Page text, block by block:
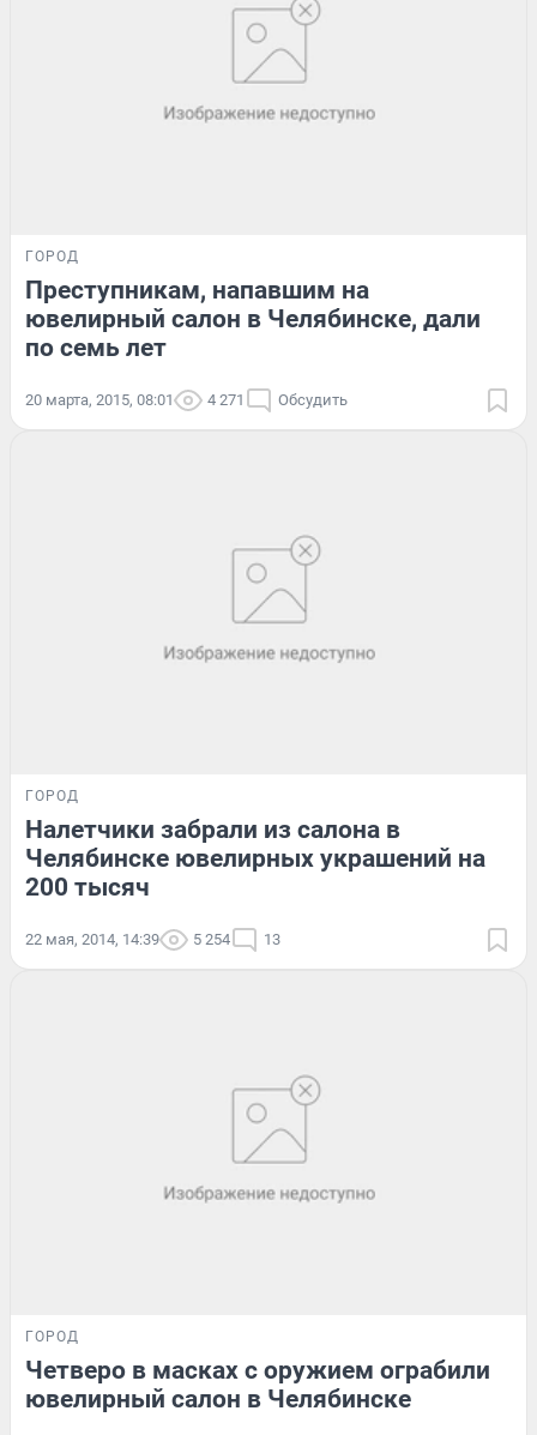
ГОРОД
Преступникам, напавшим на
ювелирный салон в Челябинске, дали
по семь лет
20 марта, 2015, 08:01 4 271 Обсудить
ГОРОД
Налетчики забрали из салона в
Челябинске ювелирных украшений на
200 тысяч
22 мая, 2014, 14:39 5 254 13
ГОРОД
Четверо в масках с оружием ограбили
ювелирный салон в Челябинске